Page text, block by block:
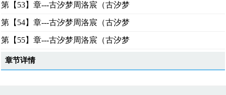
第【53】章---古汐梦周洛宸（古汐梦
第【54】章---古汐梦周洛宸（古汐梦
第【55】章---古汐梦周洛宸（古汐梦
章节详情